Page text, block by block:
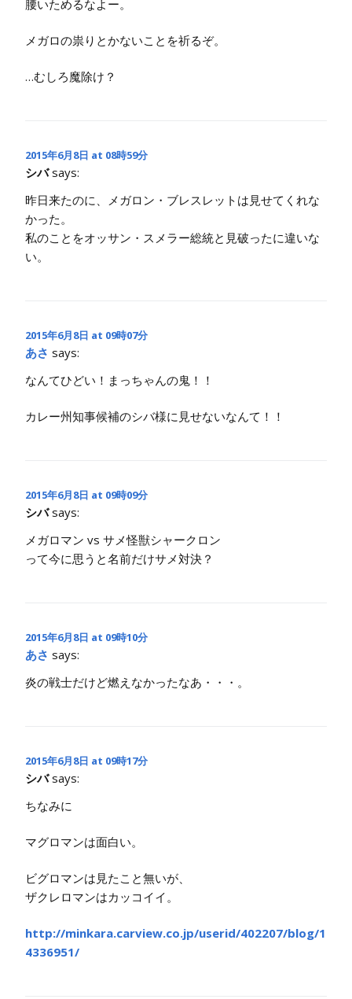
腰いためるなよー。
メガロの祟りとかないことを祈るぞ。
…むしろ魔除け？
2015年6月8日 at 08時59分
シバ says:
昨日来たのに、メガロン・ブレスレットは見せてくれな
かった。
私のことをオッサン・スメラー総統と見破ったに違いな
い。
2015年6月8日 at 09時07分
あさ says:
なんてひどい！まっちゃんの鬼！！
カレー州知事候補のシバ様に見せないなんて！！
2015年6月8日 at 09時09分
シバ says:
メガロマン vs サメ怪獣シャークロン
って今に思うと名前だけサメ対決？
2015年6月8日 at 09時10分
あさ says:
炎の戦士だけど燃えなかったなあ・・・。
2015年6月8日 at 09時17分
シバ says:
ちなみに
マグロマンは面白い。
ビグロマンは見たこと無いが、
ザクレロマンはカッコイイ。
http://minkara.carview.co.jp/userid/402207/blog/1
4336951/